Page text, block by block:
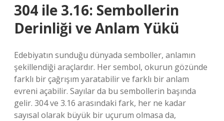
304 ile 3.16: Sembollerin
Derinliği ve Anlam Yükü
Edebiyatın sunduğu dünyada semboller, anlamın
şekillendiği araçlardır. Her sembol, okurun gözünde
farklı bir çağrışım yaratabilir ve farklı bir anlam
evreni açabilir. Sayılar da bu sembollerin başında
gelir. 304 ve 3.16 arasındaki fark, her ne kadar
sayısal olarak büyük bir uçurum olmasa da,